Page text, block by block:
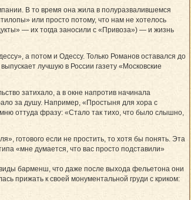
В то время она жила в полуразвалившемся
или просто потому, что нам не хотелось
— их тогда заносили с «Привоза») — и жизнь
а потом и Одессу. Только Романов оставался до
лучшую в России газету «Московские
затихало, а в окне напротив начинала
за душу. Например, «Простыня для хора с
оттуда фразу: «Стало так тихо, что было слышно,
готового если не простить, то хотя бы понять. Эта
«мне думается, что вас просто подставили»
барменш, что даже после выхода фельетона они
прижать к своей монументальной груди с криком: